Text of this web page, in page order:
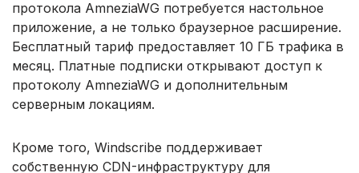
протокола AmneziaWG потребуется настольное
приложение, а не только браузерное расширение.
Бесплатный тариф предоставляет 10 ГБ трафика в
месяц. Платные подписки открывают доступ к
протоколу AmneziaWG и дополнительным
серверным локациям.
Кроме того, Windscribe поддерживает
собственную CDN-инфраструктуру для